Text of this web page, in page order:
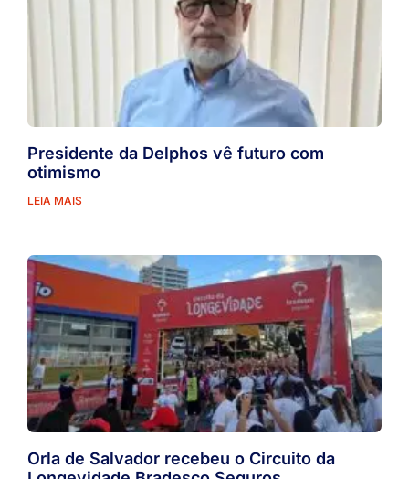
Presidente da Delphos vê futuro com
otimismo
LEIA MAIS
Orla de Salvador recebeu o Circuito da